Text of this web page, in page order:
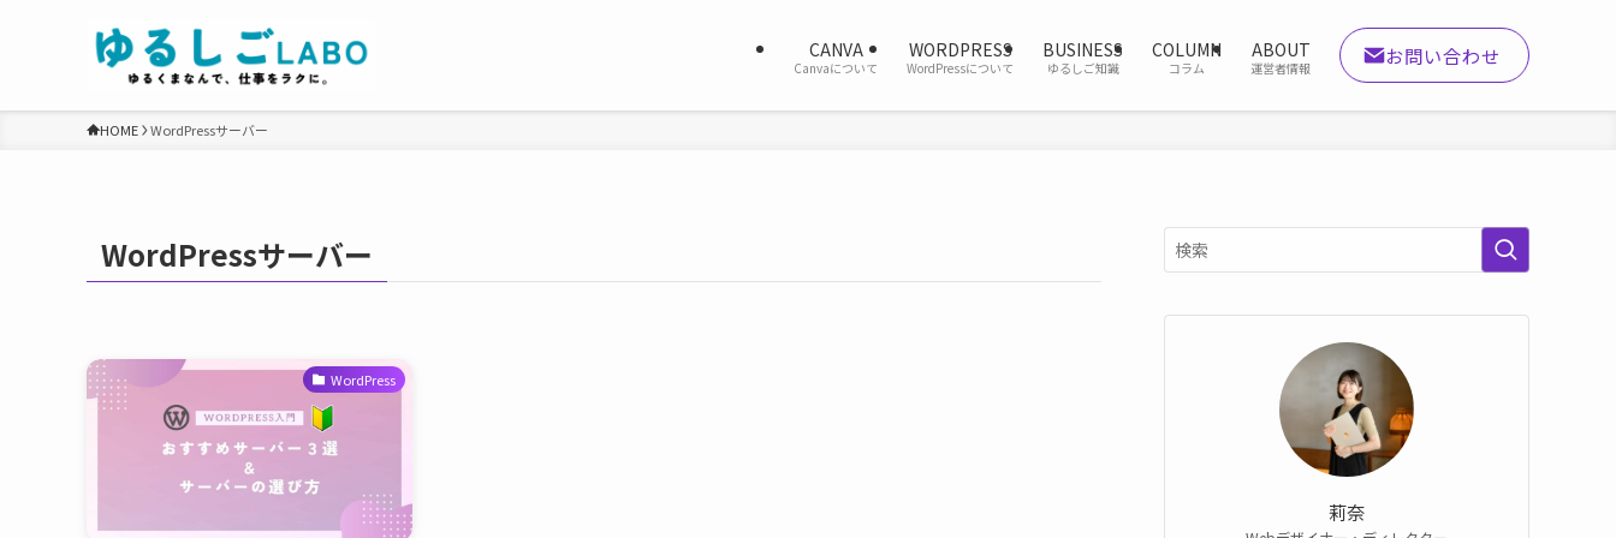
CANVA
Canvaについて
WORDPRESS
WordPressについて
BUSINESS
ゆるしご知識
COLUMN
コラム
ABOUT
運営者情報 お問い合わせ
HOME WordPressサーバー
WordPressサーバー
WordPress
莉奈